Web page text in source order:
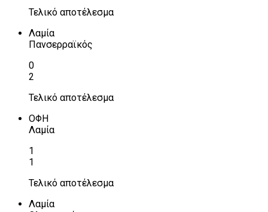
Τελικό αποτέλεσμα
Λαμία
Πανσερραϊκός
0
2
Τελικό αποτέλεσμα
ΟΦΗ
Λαμία
1
1
Τελικό αποτέλεσμα
Λαμία